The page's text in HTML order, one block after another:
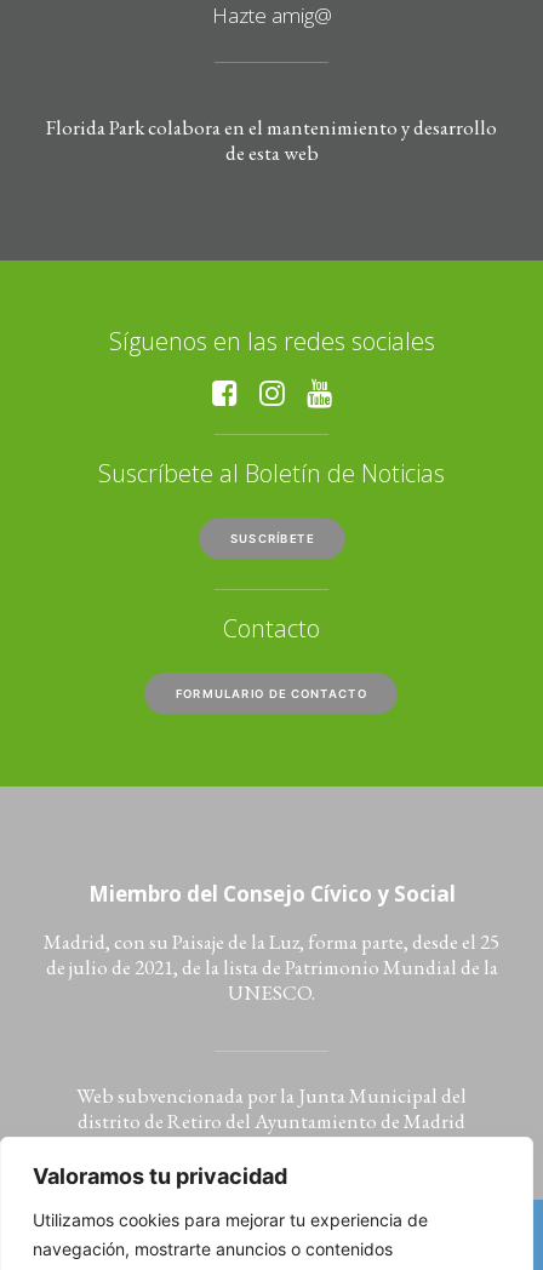
Valoramos tu privacidad
Utilizamos cookies para mejorar tu experiencia de
navegación, mostrarte anuncios o contenidos
Hazte amig@
Florida Park colabora en el mantenimiento y desarrollo
de esta web
Síguenos en las redes sociales
Suscríbete al Boletín de Noticias
SUSCRÍBETE
Contacto
FORMULARIO DE CONTACTO
Miembro del Consejo Cívico y Social
Madrid, con su Paisaje de la Luz, forma parte, desde el 25
de julio de 2021, de la lista de Patrimonio Mundial de la
UNESCO.
Web subvencionada por la Junta Municipal del
distrito de Retiro del Ayuntamiento de Madrid